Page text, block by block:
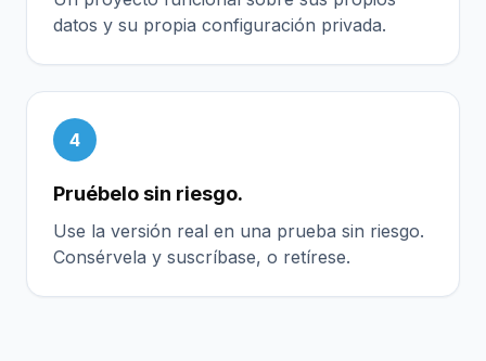
datos y su propia configuración privada.
4
Pruébelo sin riesgo.
Use la versión real en una prueba sin riesgo.
Consérvela y suscríbase, o retírese.